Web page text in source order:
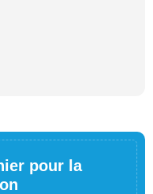
pour la